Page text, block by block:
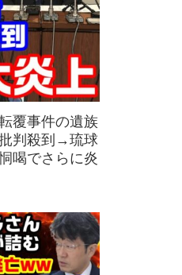
覆事件の遺族
判殺到→琉球
喝でさらに炎